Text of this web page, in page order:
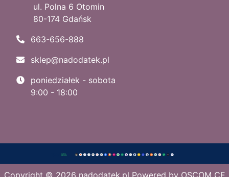
ul. Polna 6 Otomin
80-174 Gdańsk
663-656-888
sklep@nadodatek.pl
poniedziałek - sobota
9:00 - 18:00